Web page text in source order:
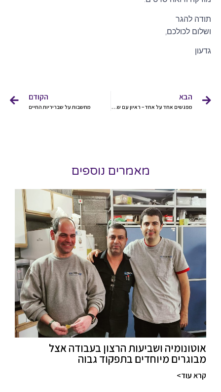
תודה להגר
ושלום לכולכם,
גדעון
הבא
מפגשים אחד על אחד – ראיון עם שירלי
הקודם
מחשבות על שבריריות החיים
מאמרים נוספים
אוטונומיה ושביעות הרצון בעבודה אצל
מבוגרים מיוחדים בתפקוד גבוה
קרא עוד>